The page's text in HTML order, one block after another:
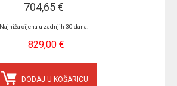
704,65 €
Najniža cijena u zadnjih 30 dana:
829,00 €
DODAJ U KOŠARICU